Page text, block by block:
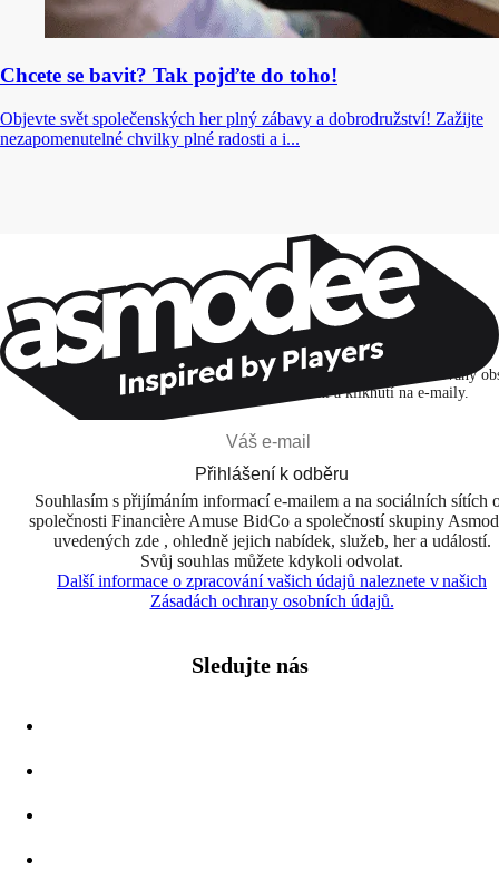
Chcete se bavit? Tak pojďte do toho!
Objevte svět společenských her plný zábavy a dobrodružství! Zažijte
nezapomenutelné chvilky plné radosti a i...
Zůstaňte v kontaktu!
Přihlašuji se k odběru, abych objevoval hry, novinky a personalizovaný
na základě svých zájmů a svých otevření a kliknutí na e-maily.
Přihlášení k odběru
Souhlasím s přijímáním informací e-mailem a na sociálních sítích
společnosti Financière Amuse BidCo a společností skupiny
uvedených zde , ohledně jejich nabídek, služeb, her a událostí.
Svůj souhlas můžete kdykoli odvolat.
Další informace o zpracování vašich údajů naleznete v našich
Zásadách ochrany osobních údajů.
Sledujte nás